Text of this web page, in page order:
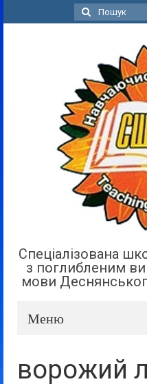
Пошук
для:
Спеціалізована
з поглибленим
мови
Меню
ворожий